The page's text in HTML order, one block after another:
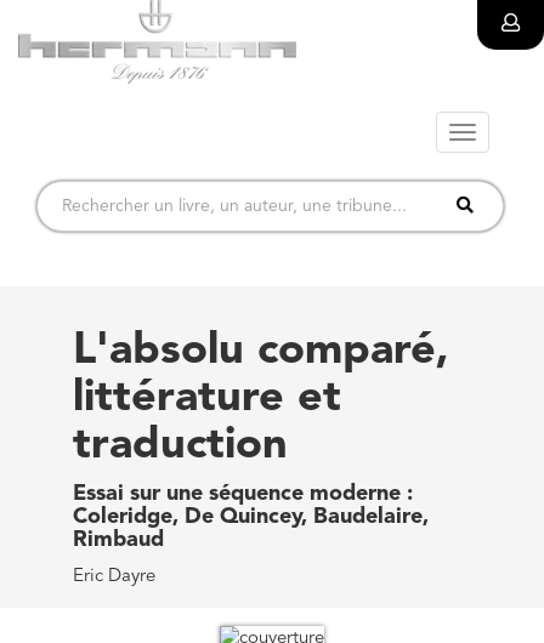
Toggle
L'absolu comparé,
littérature et
traduction
Essai sur une séquence moderne :
Coleridge, De Quincey, Baudelaire,
Rimbaud
Eric Dayre